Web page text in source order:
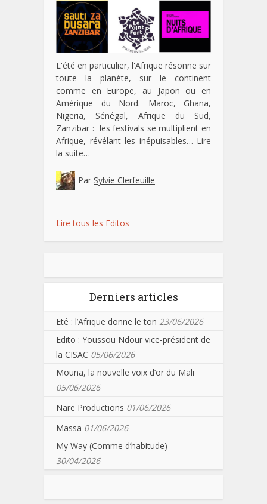
L'été en particulier, l'Afrique résonne sur
toute la planète, sur le continent
comme en Europe, au Japon ou en
Amérique du Nord. Maroc, Ghana,
Nigeria, Sénégal, Afrique du Sud,
Zanzibar : les festivals se multiplient en
Afrique, révélant les inépuisables… Lire
la suite…
Par Sylvie Clerfeuille
Lire tous les Editos
Derniers articles
Eté : l’Afrique donne le ton 23/06/2026
Edito : Youssou Ndour vice-président de
la CISAC 05/06/2026
Mouna, la nouvelle voix d’or du Mali
05/06/2026
Nare Productions 01/06/2026
Massa 01/06/2026
My Way (Comme d’habitude)
30/04/2026